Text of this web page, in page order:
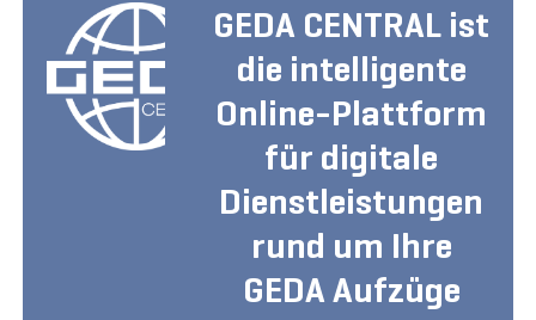
GEDA CENTRAL ist
die intelligente
Online-Plattform
für digitale
Dienstleistungen
rund um Ihre
GEDA Aufzüge